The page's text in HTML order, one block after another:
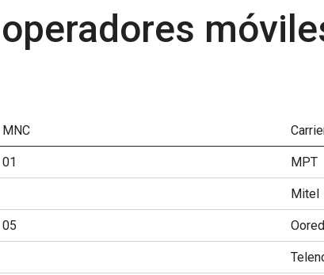
MNC
01 MPT
Mitel
05